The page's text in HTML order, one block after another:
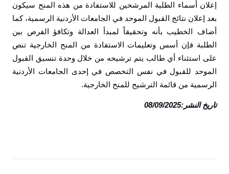
إعلان أسماء الطلبة المرشحين للاستفادة من هذه المنح سيكون
بعد إعلان نتائج القبول الموحد في الجامعات الأردنية الرسمية، كما
أضاف الخطيب بأنه وتحقيقاً لمبدأ العدالة وتكافؤ الفرص بين
الطلبة فإن أسس وتعليمات الاستفادة من المنح الخارجية تنص
على استثناء أي طالب يتم ترشيحه من خلال وحدة تنسيق القبول
الموحد للقبول في نفس التخصص في إحدى الجامعات الأردنية
الرسمية من قائمة الترشيح للمنح الخارجية.
تاريخ النشر:08/09/2025